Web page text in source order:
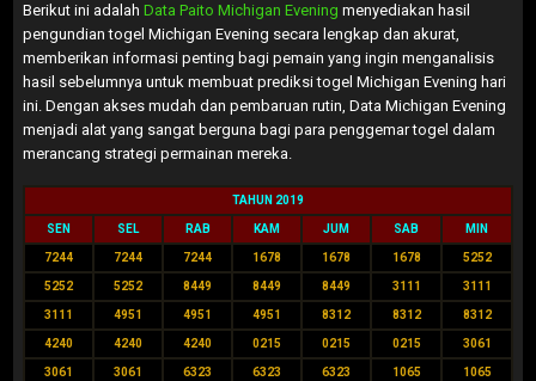
Berikut ini adalah Data Paito Michigan Evening menyediakan hasil
pengundian togel Michigan Evening secara lengkap dan akurat,
memberikan informasi penting bagi pemain yang ingin menganalisis
hasil sebelumnya untuk membuat prediksi togel Michigan Evening hari
ini. Dengan akses mudah dan pembaruan rutin, Data Michigan Evening
menjadi alat yang sangat berguna bagi para penggemar togel dalam
merancang strategi permainan mereka.
TAHUN 2019
SEN SEL RAB KAM JUM SAB MIN
7244 7244 7244 1678 1678 1678 5252
5252 5252 8449 8449 8449 3111 3111
3111 4951 4951 4951 8312 8312 8312
4240 4240 4240 0215 0215 0215 3061
3061 3061 6323 6323 6323 1065 1065